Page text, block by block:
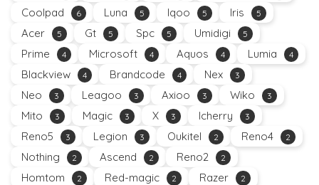
Coolpad 6 Luna 5 Iqoo 5 Iris 5
Acer 5 Gt 5 Spc 5 Umidigi 5
Prime 4 Microsoft 4 Aquos 4 Lumia 4
Blackview 4 Brandcode 4 Nex 3
Neo 3 Leagoo 3 Axioo 3 Wiko 3
Mito 3 Magic 3 X 3 Icherry 3
Reno5 3 Legion 3 Oukitel 2 Reno4 2
Nothing 2 Ascend 2 Reno2 2
Homtom 2 Red-magic 2 Razer 2